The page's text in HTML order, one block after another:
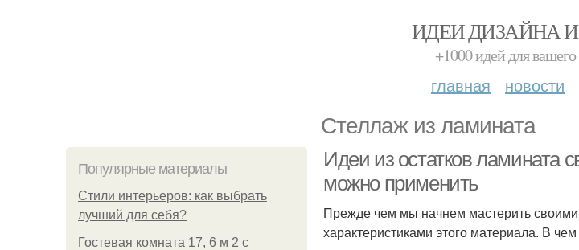
ИДЕИ ДИЗАЙНА
+1000 идей для
главная новости
Стеллаж из ламината
Популярные материалы
Стили интерьеров: как выбрать
лучший для себя?
Гостевая комната 17, 6 м 2 с
Идеи из остатков ламината
можно применить
Прежде чем мы начнем мастерить своими
характеристиками этого материала. В